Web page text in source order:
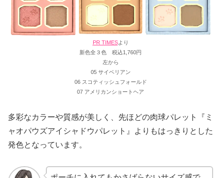
PR TIMESより
新色全３色 税込1,760円
左から
05 サイベリアン
06 スコティッシュフォールド
07 アメリカンショートヘア
多彩なカラーや質感が美しく、先ほどの肉球パレット『ミ
ャオパウズアイシャドウパレット』よりもはっきりとした
発色となっています。